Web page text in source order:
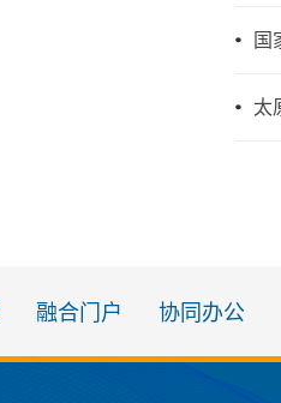
国
太
融合门户 协同办公